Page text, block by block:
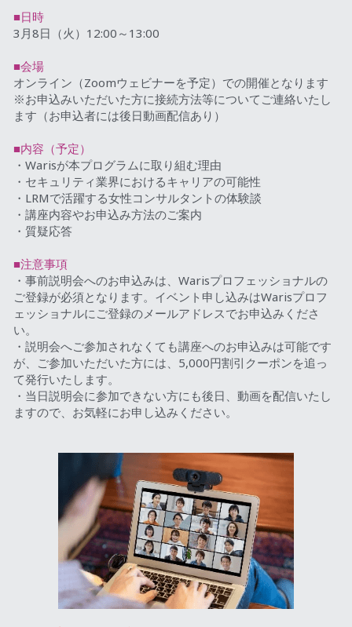
■日時
3月8日（火）12:00～13:00
■会場
オンライン（Zoomウェビナーを予定）での開催となります
※お申込みいただいた方に接続方法等についてご連絡いたし
ます（お申込者には後日動画配信あり）
■内容（予定）
・Warisが本プログラムに取り組む理由
・セキュリティ業界におけるキャリアの可能性
・LRMで活躍する女性コンサルタントの体験談
・講座内容やお申込み方法のご案内
・質疑応答
■注意事項
・事前説明会へのお申込みは、Warisプロフェッショナルの
ご登録が必須となります。イベント申し込みはWarisプロフ
ェッショナルにご登録のメールアドレスでお申込みくださ
い。
・説明会へご参加されなくても講座へのお申込みは可能です
が、ご参加いただいた方には、5,000円割引クーポンを追っ
て発行いたします。
・当日説明会に参加できない方にも後日、動画を配信いたし
ますので、お気軽にお申し込みください。